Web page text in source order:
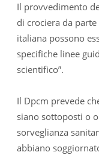
Il provvedimento
di crociera da
italiana possono
specifiche linee
scientifico”.
Il Dpcm prevede
siano sottoposti o
sorveglianza
abbiano